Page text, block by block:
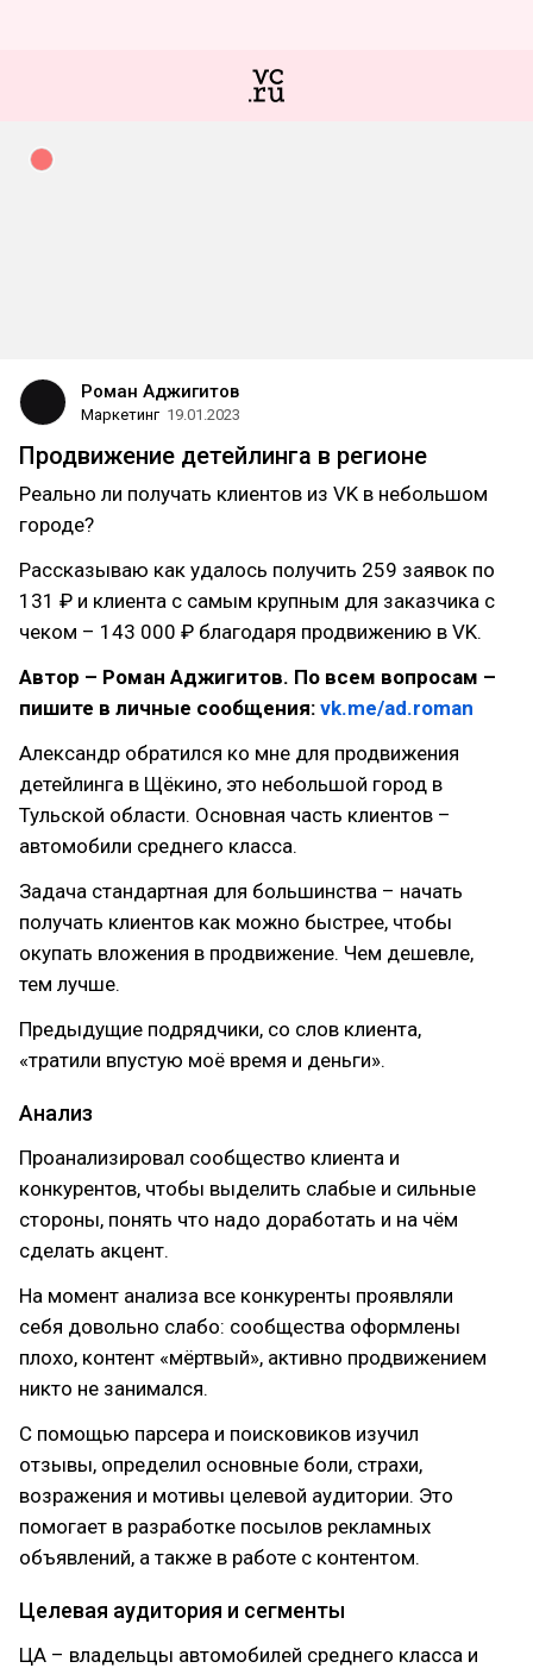
Роман Аджигитов
Маркетинг 19.01.2023
Продвижение детейлинга в регионе
Реально ли получать клиентов из VK в небольшом
городе?
Рассказываю как удалось получить 259 заявок по
131 ₽ и клиента с самым крупным для заказчика с
чеком – 143 000 ₽ благодаря продвижению в VK.
Автор – Роман Аджигитов. По всем вопросам –
пишите в личные сообщения: vk.me/ad.roman
Александр обратился ко мне для продвижения
детейлинга в Щёкино, это небольшой город в
Тульской области. Основная часть клиентов –
автомобили среднего класса.
Задача стандартная для большинства – начать
получать клиентов как можно быстрее, чтобы
окупать вложения в продвижение. Чем дешевле,
тем лучше.
Предыдущие подрядчики, со слов клиента,
«тратили впустую моё время и деньги».
Анализ
Проанализировал сообщество клиента и
конкурентов, чтобы выделить слабые и сильные
стороны, понять что надо доработать и на чём
сделать акцент.
На момент анализа все конкуренты проявляли
себя довольно слабо: сообщества оформлены
плохо, контент «мёртвый», активно продвижением
никто не занимался.
С помощью парсера и поисковиков изучил
отзывы, определил основные боли, страхи,
возражения и мотивы целевой аудитории. Это
помогает в разработке посылов рекламных
объявлений, а также в работе с контентом.
Целевая аудитория и сегменты
ЦА – владельцы автомобилей среднего класса и